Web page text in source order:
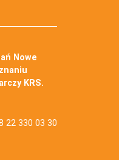
Nowe
KRS.
22 330 03 30